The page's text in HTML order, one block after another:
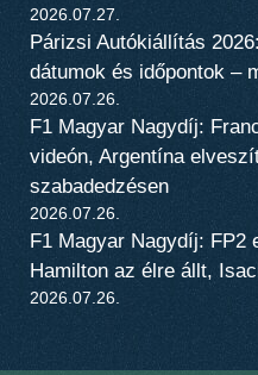
2026.07.27.
Párizsi Autókiállítás
dátumok és időpontok –
2026.07.26.
F1 Magyar Nagydíj:
videón, Argentína
szabadedzésen
2026.07.26.
F1 Magyar Nagydíj: FP2
Hamilton az élre állt,
2026.07.26.